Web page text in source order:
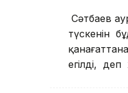
Сәтбаев
түскенін
егілді,